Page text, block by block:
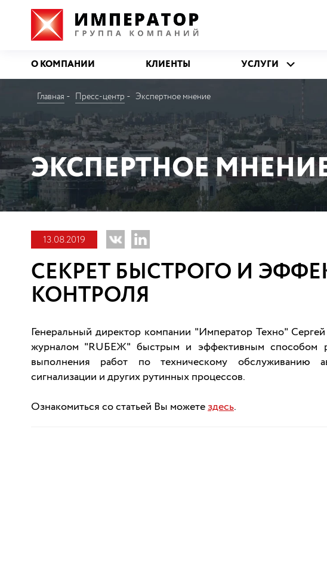
О КОМПАНИИ КЛИЕНТЫ УСЛУГИ
Главная Пресс-центр Экспертное мнение
ЭКСПЕРТНОЕ
13.08.2019
СЕКРЕТ БЫСТРОГО И
КОНТРОЛЯ
Генеральный директор компании "Император Техно"
журналом "RUБЕЖ" быстрым и эффективным способом
выполнения работ по техническому обслуживанию
сигнализации и других рутинных процессов.
Ознакомиться со статьей Вы можетездесь.